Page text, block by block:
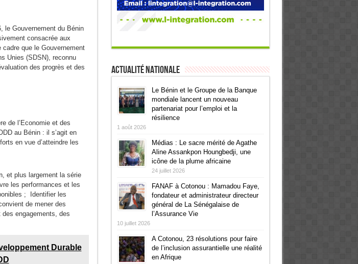
le Gouvernement du Bénin
consacrée aux
que le Gouvernement
Unies (SDSN), reconnu
des progrès et des
de l’Economie et des
au Bénin : il s’agit en
en vue d’atteindre les
et plus largement la série
les performances et les
; Identifier les
de mener des
engagements, des
Durable
Actualité Nationale
Le Bénin et le Groupe de la Banque
mondiale lancent un nouveau
partenariat pour l’emploi et la
résilience
1 août 2026
Médias : Le sacre mérité de Agathe
Aline Assankpon Houngbedji, une
icône de la plume africaine
24 juillet 2026
FANAF à Cotonou : Mamadou Faye,
fondateur et administrateur directeur
général de La Sénégalaise de
l’Assurance Vie
10 juillet 2026
A Cotonou, 23 résolutions pour faire
de l’inclusion assurantielle une réalité
en Afrique